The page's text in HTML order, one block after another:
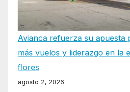
Avianca refuerza su apuesta
más vuelos y liderazgo en la
flores
agosto 2, 2026